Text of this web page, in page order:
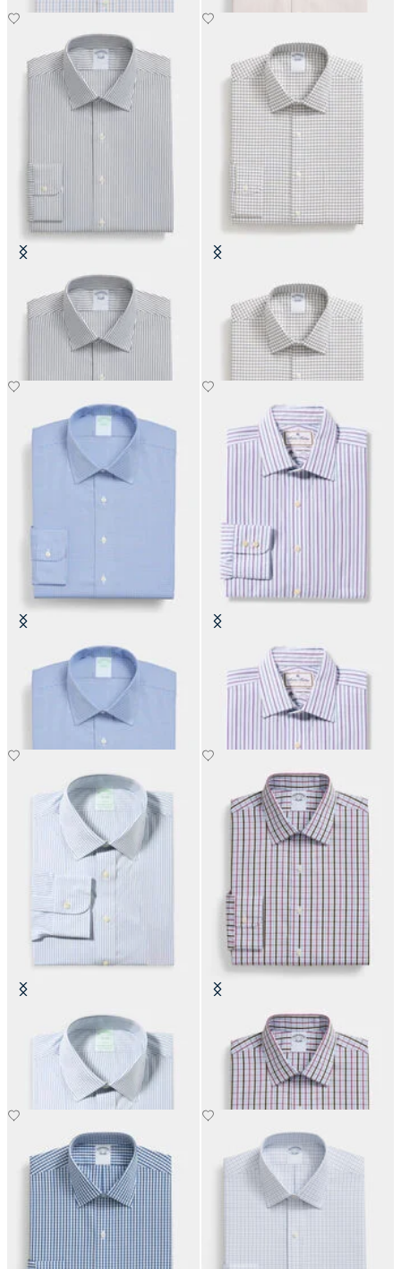
Camicia Slim Fit Non-Iron in
Cotone con Collo Ainsley
Camicia Regular Fit Non-Iron in
Cotone con Collo Ainsley
€89.40
Camicia Slim Fit Non-Iron
Performance con Collo Ainsley
Camicia Thomas Mason Regular
Fit in Cotone con Collo Ainsley
Camicia Slim Fit Non-Iron in
Cotone con Collo Ainsley
Camicia Regular Fit in Cotone con
Collo Ainsley
€104.30